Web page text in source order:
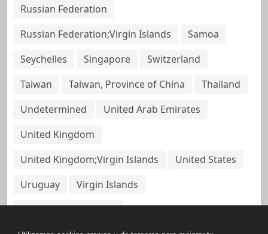
Russian Federation
Russian Federation;Virgin Islands
Samoa
Seychelles
Singapore
Switzerland
Taiwan
Taiwan, Province of China
Thailand
Undetermined
United Arab Emirates
United Kingdom
United Kingdom;Virgin Islands
United States
Uruguay
Virgin Islands
Virgin Islands, British